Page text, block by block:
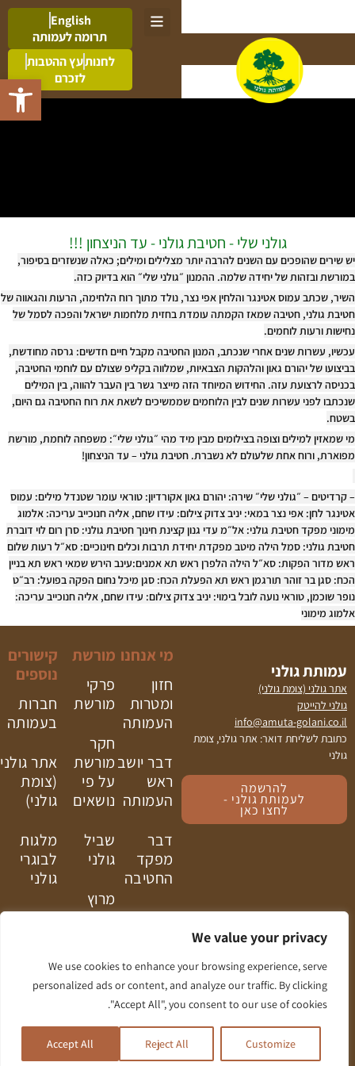
פתח
We value your privacy
We use cookies to enhance your browsing experience, serve
personalized ads or content, and analyze our traffic. By clicking
"Accept All", you consent to our use of cookies.
Customize
Reject All
Accept All
English
תרומה לעמותה
לחנותעץ ההטבות
לזכרם
גולני שלי - חטיבת גולני - עד הניצחון !!!
יש שירים שהופכים עם השנים להרבה יותר מצלילים ומילים; כאלה שנשזרים בסיפור,
במורשת ובזהות של יחידה שלמה. ההמנון ״גולני שלי״ הוא בדיוק כזה.
השיר, שכתב עמוס אטינגר והלחין אפי נצר, נולד מתוך רוח הלחימה, הרעות והגאווה של
חטיבת גולני, חטיבה שמאז הקמתה עומדת בחזית מלחמות ישראל והפכה לסמל של
נחישות ורעות לוחמים.
עכשיו, עשרות שנים אחרי שנכתב, המנון החטיבה מקבל חיים חדשים: גרסה מחודשת,
בביצועו של יהורם גאון והלהקות הצבאיות, שמלווה בקליפ שצולם עם לוחמי החטיבה,
בכניסה לרצועת עזה. החידוש המיוחד הזה מייצר גשר בין העבר להווה, בין המילים
שנכתבו לפני עשרות שנים לבין הלוחמים שממשיכים לשאת את רוח החטיבה גם היום,
בשטח.
מי שמאזין למילים וצופה בצילומים מבין מיד מהי ״גולני שלי״: משפחה לוחמת, מורשת
מפוארת, ורוח אחת שלעולם לא נשברת. חטיבת גולני – עד הניצחון!
– קרדיטים – ״גולני שלי״ שירה: יהורם גאון אקורדיון: טוראי עומר שטנדל מילים: עמוס
אטינגר לחן: אפי נצר במאי: יניב צדוק צילום: עידו שחם, אליה חנוכייב עריכה: אלמוג
מימוני מפקד חטיבת גולני: אל״מ עדי גנון קצינת חינוך חטיבת גולני: סרן רום לוי דוברת
חטיבת גולני: סמל הילה מיטב מפקדת יחידת תרבות וכלים חינוכיים: סא״ל רעות שלום
ראש מדור הפקות: סא״ל הילה הלפרן ראש תא אמנים:עינב הירש שמאי ראש תא בניין
הכח: סגן בר זוהר תורגמן ראש תא הפעלת הכח: סגן מיכל נחום הפקה בפועל: רב״ט
נופר שוכמן, טוראי נועה לובל בימוי: יניב צדוק צילום: עידו שחם, אליה חנוכייב עריכה:
אלמוג מימוני
Powered by SMKDevelopment by Daat© 2025
מי אנחנו
חזון
ומטרות
העמותה
דבר יושב
ראש
העמותה
דבר
מפקד
החטיבה
בעלי
ועדות
העמותה
מורשת
פרקי
מורשת
חקר
מורשת
על פי
נושאים
שביל
גולני
מרוץ
גולני
עלון גולני
קישורים
נוספים
חברות
בעמותה
אתר גולני
(צומת
גולני)
מלגות
לבוגרי
גולני
עמותת גולני
אתר גולני (צומת גולני)
גולני להייטק
info@amuta-golani.co.il
כתובת לשליחת דואר: אתר גולני, צומת
גולני
להרשמה
לעמותת גולני -
לחצו כאן